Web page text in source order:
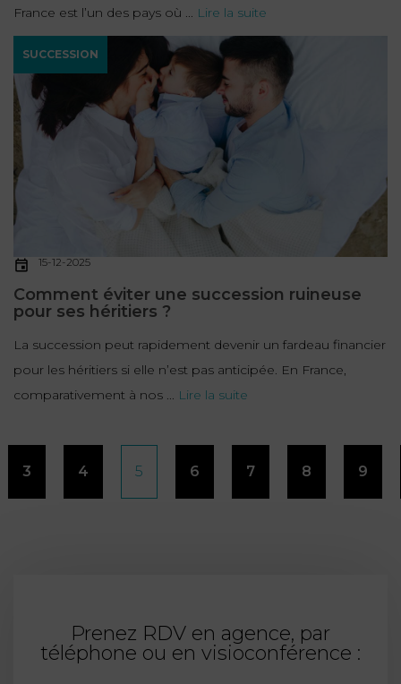
France est l’un des pays où ... Lire la suite
SUCCESSION
15-12-2025
Comment éviter une succession ruineuse
pour ses héritiers ?
La succession peut rapidement devenir un fardeau financier
pour les héritiers si elle n’est pas anticipée. En France,
comparativement à nos ... Lire la suite
Pagination
des
3 4 5 6 7 8 9
Prenez RDV en agence, par
téléphone ou en visioconférence :